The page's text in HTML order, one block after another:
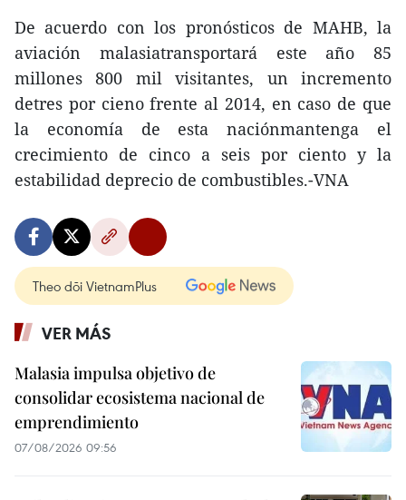
De acuerdo con los pronósticos de MAHB, la
aviación malasiatransportará este año 85
millones 800 mil visitantes, un incremento
detres por cieno frente al 2014, en caso de que
la economía de esta naciónmantenga el
crecimiento de cinco a seis por ciento y la
estabilidad deprecio de combustibles.-VNA
Theo dõi VietnamPlus
VER MÁS
Malasia impulsa objetivo de
consolidar ecosistema nacional de
emprendimiento
07/08/2026 09:56